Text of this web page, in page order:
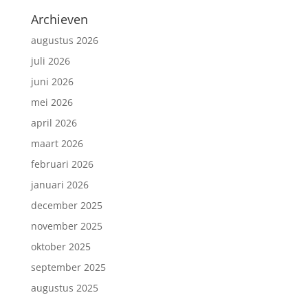
Archieven
augustus 2026
juli 2026
juni 2026
mei 2026
april 2026
maart 2026
februari 2026
januari 2026
december 2025
november 2025
oktober 2025
september 2025
augustus 2025